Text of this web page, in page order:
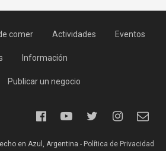
comer Actividades Eventos
Información
Publicar un negocio
en Azul, Argentina - Política de Privacidad